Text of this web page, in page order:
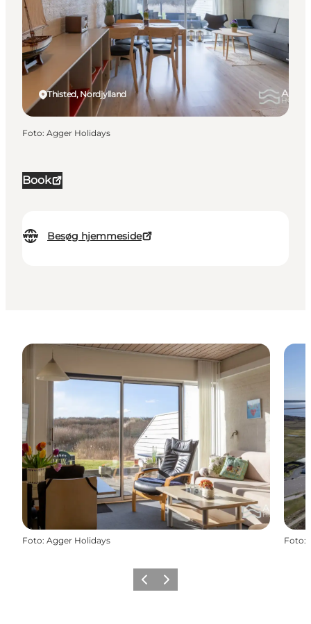
Book
Besøg hjemmeside
Thisted, Nordjylland
Foto: Agger Holidays
Foto: Agger Holidays Foto:
ForrigeNæste